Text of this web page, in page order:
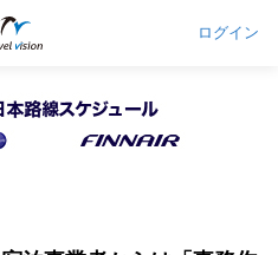
ログイン